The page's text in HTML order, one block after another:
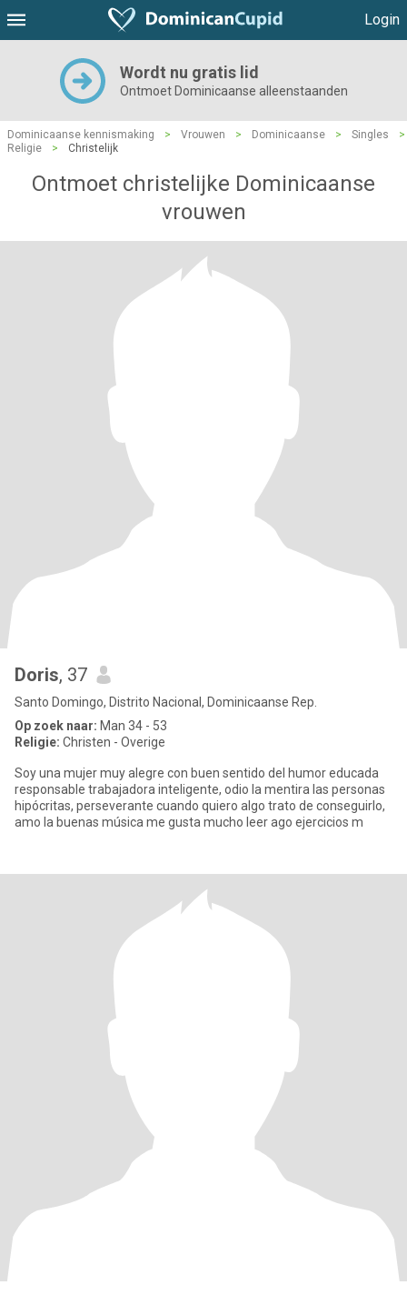
Login
Wordt nu gratis lid
Ontmoet Dominicaanse alleenstaanden
Dominicaanse kennismaking > Vrouwen > Dominicaanse > Singles
>
Religie
> Christelijk
Ontmoet christelijke Dominicaanse
vrouwen
Doris, 37
Santo Domingo, Distrito Nacional, Dominicaanse Rep.
Op zoek naar: Man 34 - 53
Religie: Christen - Overige
Soy una mujer muy alegre con buen sentido del humor educada
responsable trabajadora inteligente, odio la mentira las personas
hipócritas, perseverante cuando quiero algo trato de conseguirlo,
amo la buenas música me gusta mucho leer ago ejercicios m